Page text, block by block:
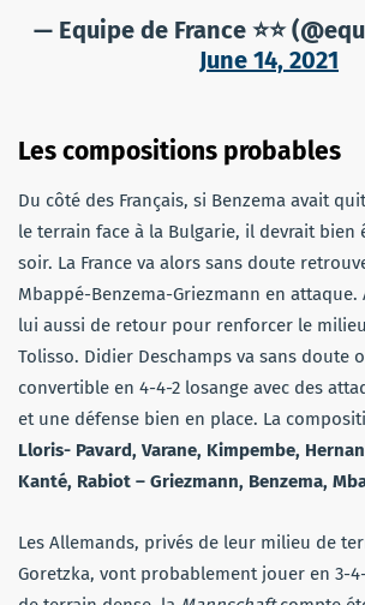
— Equipe de France ⭐⭐
June 14, 2021
Les compositions probables
Du côté des Français, si Benzema avait
le terrain face à la Bulgarie, il devrait bien
soir. La France va alors sans doute
Mbappé-Benzema-Griezmann en
lui aussi de retour pour renforcer le
Tolisso. Didier Deschamps va sans doute
convertible en 4-4-2 losange avec des
et une défense bien en place. La
Lloris- Pavard, Varane, Kimpembe,
Kanté, Rabiot – Griezmann, Benzema,
Les Allemands, privés de leur milieu de
Goretzka, vont probablement jouer en 3-